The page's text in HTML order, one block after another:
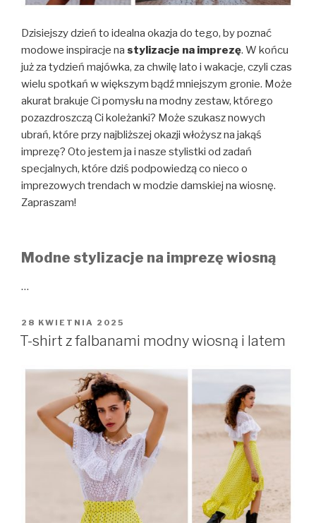
Dzisiejszy dzień to idealna okazja do tego, by poznać
modowe inspiracje na stylizacje na imprezę. W końcu
już za tydzień majówka, za chwilę lato i wakacje, czyli czas
wielu spotkań w większym bądź mniejszym gronie. Może
akurat brakuje Ci pomysłu na modny zestaw, którego
pozazdroszczą Ci koleżanki? Może szukasz nowych
ubrań, które przy najbliższej okazji włożysz na jakąś
imprezę? Oto jestem ja i nasze stylistki od zadań
specjalnych, które dziś podpowiedzą co nieco o
imprezowych trendach w modzie damskiej na wiosnę.
Zapraszam!
Modne stylizacje na imprezę wiosną
…
OPUBLIKOWANE
W
28 KWIETNIA 2025
T-shirt z falbanami modny wiosną i latem